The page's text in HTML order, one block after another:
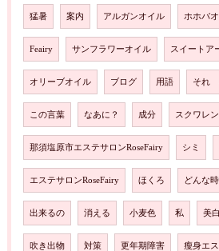
猛暑 案内 アルガンオイル ホホバ
Feairy サンフラワーオイル スイートア
オリーブオイル ブログ 用語 それ
この言葉 なあに？ 成分 スクワレン
那須塩原市エステサロンRoseFairy シミ
エステサロンRoseFairy ほくろ どんな時
出来るの 消える 小麦色 私 美白
吹き出物 対策 更年期障害 瘦身エ